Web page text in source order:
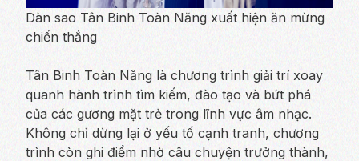
Dàn sao Tân Binh Toàn Năng xuất hiện ăn mừng
chiến thắng
Tân Binh Toàn Năng là chương trình giải trí xoay
quanh hành trình tìm kiếm, đào tạo và bứt phá
của các gương mặt trẻ trong lĩnh vực âm nhạc.
Không chỉ dừng lại ở yếu tố cạnh tranh, chương
trình còn ghi điểm nhờ câu chuyện trưởng thành,